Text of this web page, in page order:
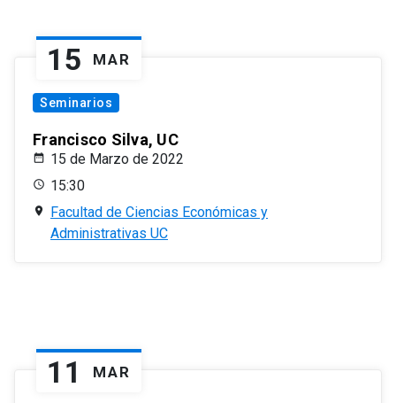
15 MAR
Seminarios
Francisco Silva, UC
15 de Marzo de 2022
15:30
Facultad de Ciencias Económicas y
Administrativas UC
11 MAR